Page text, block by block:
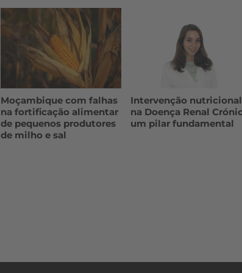
Moçambique com falhas
na fortificação alimentar
de pequenos produtores
de milho e sal
Intervenção nutricional
na Doença Renal
um pilar fundamental